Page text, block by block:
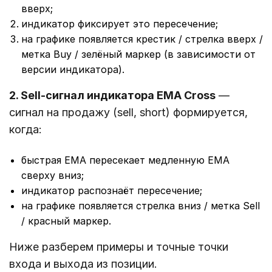
вверх;
индикатор фиксирует это пересечение;
на графике появляется крестик / стрелка вверх /
метка Buy / зелёный маркер (в зависимости от
версии индикатора).
2. Sell-сигнал индикатора EMA Cross —
cигнал на продажу (sell, short) формируется,
когда:
быстрая EMA пересекает медленную EMA
сверху вниз;
индикатор распознаёт пересечение;
на графике появляется стрелка вниз / метка Sell
/ красный маркер.
Ниже разберем примеры и точные точки
входа и выхода из позиции.